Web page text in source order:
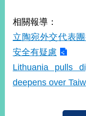
資
訊
國
與
地
相關報導：
立陶宛外交代表
安全有疑慮
Lithuania pulls
deepens over